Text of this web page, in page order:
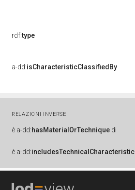
rdf:type
a-dd:isCharacteristicClassifiedBy
RELAZIONI INVERSE
è a-dd:hasMaterialOrTechnique di
è a-dd:includesTechnicalCharacteristic